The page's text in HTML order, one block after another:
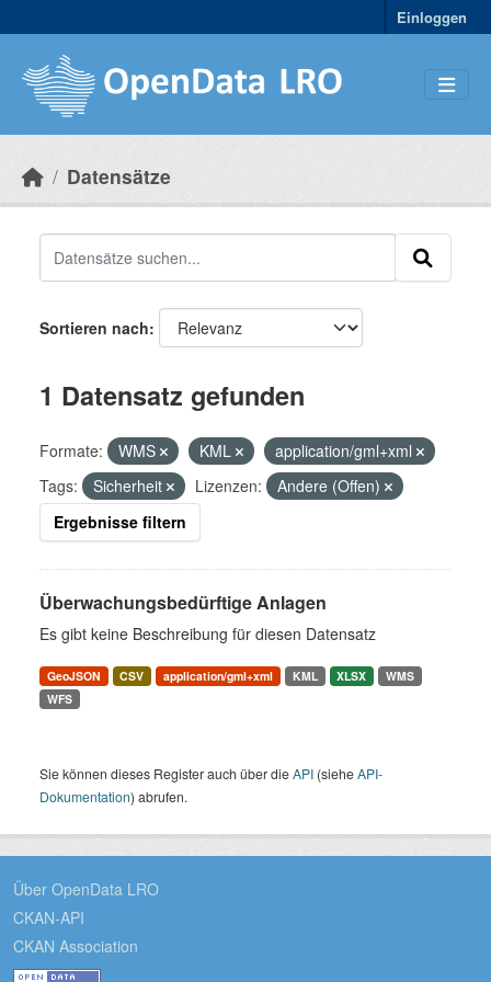
Einloggen
Datensätze
Sortieren nach
1 Datensatz gefunden
Formate: WMS KML
application/gml+xml
Tags:
Sicherheit Lizenzen:
Andere (Offen)
Ergebnisse filtern
Überwachungsbedürftige Anlagen
Es gibt keine Beschreibung für diesen Datensatz
GeoJSON CSV application/gml+xml KML XLSX
WMS
WFS
Sie können dieses Register auch über dieAPI (sieheAPI-
Dokumentation) abrufen.
Über OpenData LRO
CKAN-API
CKAN Association